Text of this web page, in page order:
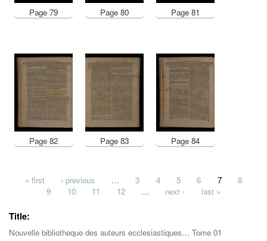
Page 79 Page 80 Page 81
Page 82 Page 83 Page 84
Pages
« first ‹ previous … 3 4 5 6 7
8
9
10 11 12 … next › last »
Title:
Nouvelle bibliotheque des auteurs ecclesiastiques… Tome 01